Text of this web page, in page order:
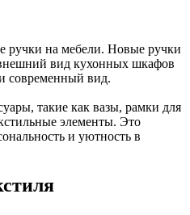
ручки на мебели. Новые ручки
вид кухонных шкафов
современный вид.
такие как вазы, рамки для
элементы. Это
и уютность в